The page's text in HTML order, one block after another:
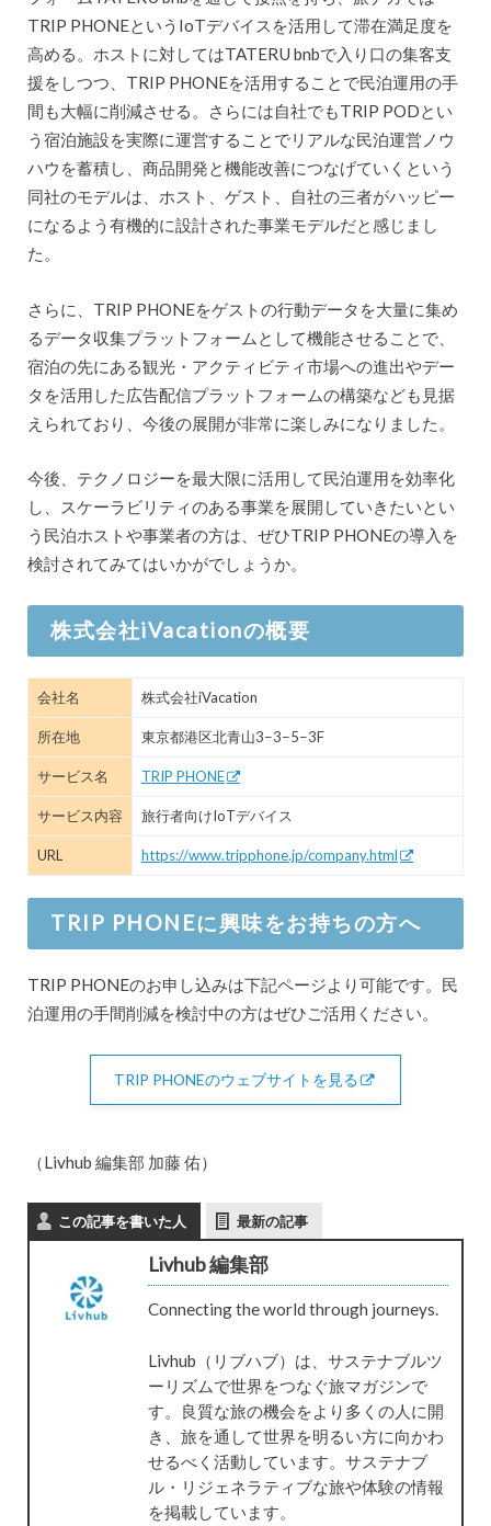
TRIP PHONEというIoTデバイスを活用して滞在満足度を
高める。ホストに対してはTATERU bnbで入り口の集客支
援をしつつ、TRIP PHONEを活用することで民泊運用の手
間も大幅に削減させる。さらには自社でもTRIP PODとい
う宿泊施設を実際に運営することでリアルな民泊運営ノウ
ハウを蓄積し、商品開発と機能改善につなげていくという
同社のモデルは、ホスト、ゲスト、自社の三者がハッピー
になるよう有機的に設計された事業モデルだと感じまし
た。
さらに、TRIP PHONEをゲストの行動データを大量に集め
るデータ収集プラットフォームとして機能させることで、
宿泊の先にある観光・アクティビティ市場への進出やデー
タを活用した広告配信プラットフォームの構築なども見据
えられており、今後の展開が非常に楽しみになりました。
今後、テクノロジーを最大限に活用して民泊運用を効率化
し、スケーラビリティのある事業を展開していきたいとい
う民泊ホストや事業者の方は、ぜひTRIP PHONEの導入を
検討されてみてはいかがでしょうか。
株式会社iVacationの概要
会社名 株式会社iVacation
所在地 東京都港区北青山3−3−5−3F
サービス名 TRIP PHONE
サービス内容 旅行者向けIoTデバイス
URL https://www.tripphone.jp/company.html
TRIP PHONEに興味をお持ちの方へ
TRIP PHONEのお申し込みは下記ページより可能です。民
泊運用の手間削減を検討中の方はぜひご活用ください。
TRIP PHONEのウェブサイトを見る
（Livhub 編集部 加藤 佑）
この記事を書いた人 最新の記事
Livhub 編集部
Connecting the world through journeys.
Livhub（リブハブ）は、サステナブルツ
ーリズムで世界をつなぐ旅マガジンで
す。良質な旅の機会をより多くの人に開
き、旅を通して世界を明るい方に向かわ
せるべく活動しています。サステナブ
ル・リジェネラティブな旅や体験の情報
を掲載しています。